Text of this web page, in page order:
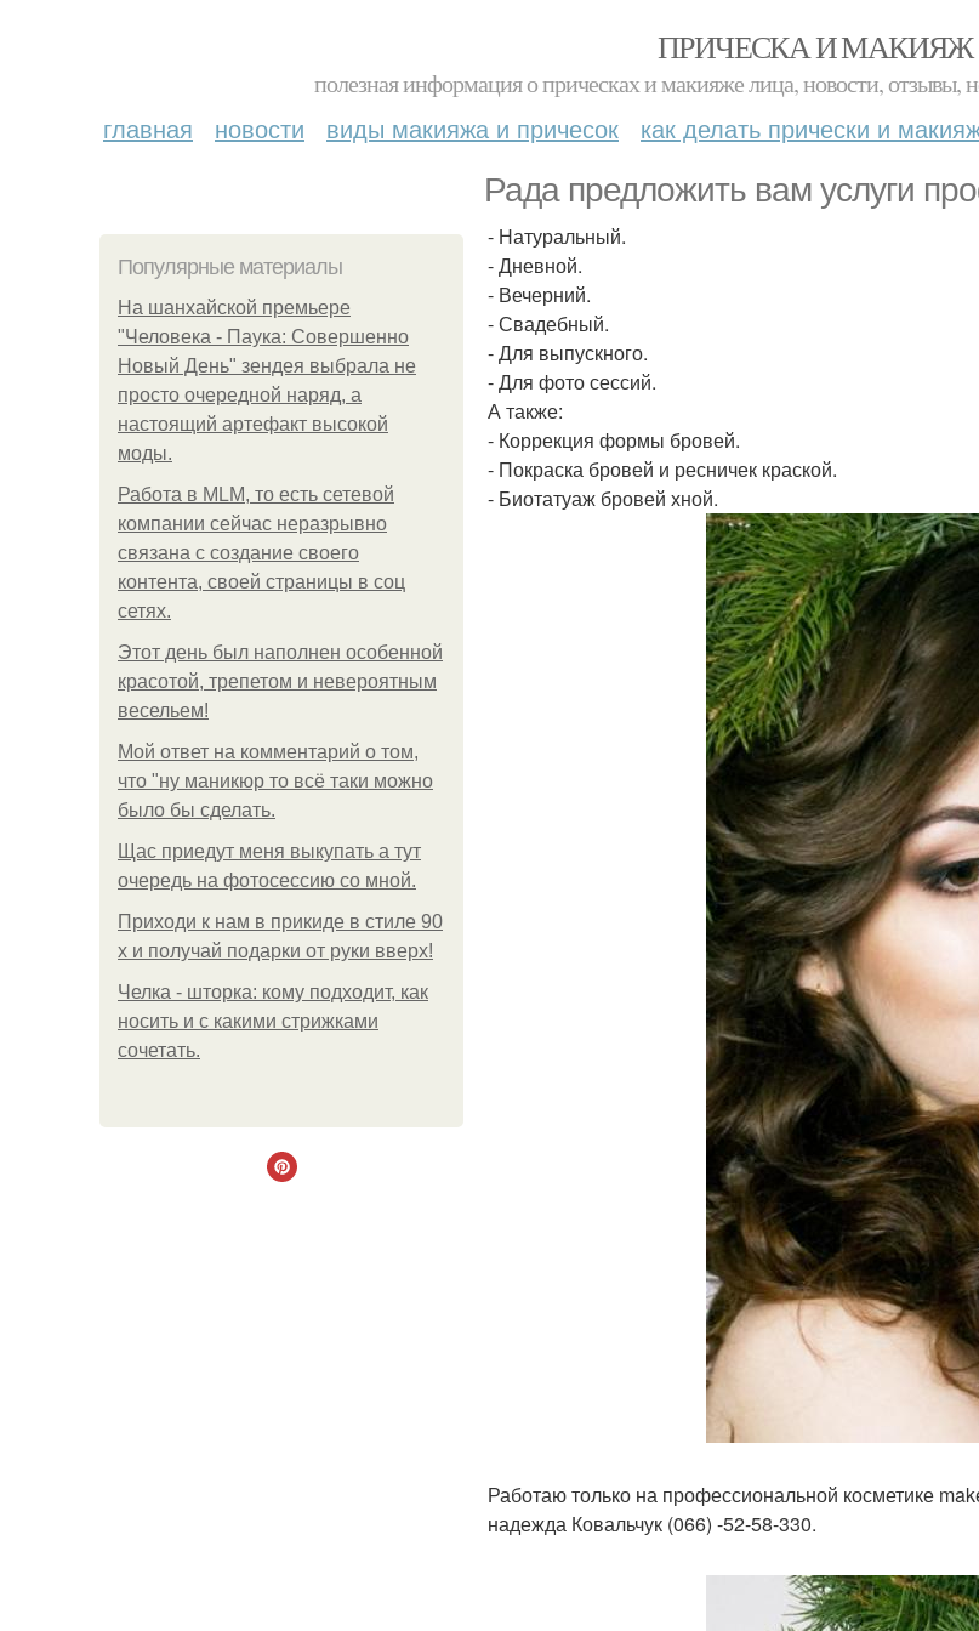
ПРИЧЕСКА И МАКИЯЖ
полезная информация о прическах и макияже лица, новости, отзывы,
главная новости виды макияжа и причесок как делать прически и
Рада предложить вам услуги
Популярные материалы
На шанхайской премьере
"Человека - Паука: Совершенно
Новый День" зендея выбрала не
просто очередной наряд, а
настоящий артефакт высокой
моды.
Работа в MLM, то есть сетевой
компании сейчас неразрывно
связана с создание своего
контента, своей страницы в соц
сетях.
Этот день был наполнен особенной
красотой, трепетом и невероятным
весельем!
Мой ответ на комментарий о том,
что "ну маникюр то всё таки можно
было бы сделать.
Щас приедут меня выкупать а тут
очередь на фотосессию со мной.
Приходи к нам в прикиде в стиле 90
х и получай подарки от руки вверх!
Челка - шторка: кому подходит, как
носить и с какими стрижками
сочетать.
- Натуральный.
- Дневной.
- Вечерний.
- Свадебный.
- Для выпускного.
- Для фото сессий.
А также:
- Коррекция формы бровей.
- Покраска бровей и ресничек краской.
- Биотатуаж бровей хной.
Работаю только на профессиональной косметике
надежда Ковальчук (066) -52-58-330.